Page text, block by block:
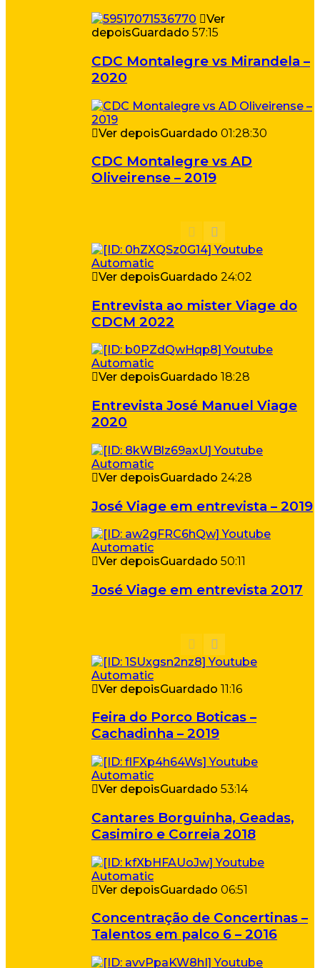
Ver
depoisGuardado 57:15
CDC Montalegre vs Mirandela –
2020
Ver depoisGuardado 01:28:30
CDC Montalegre vs AD
Oliveirense – 2019
Ver depoisGuardado 24:02
Entrevista ao mister Viage do
CDCM 2022
Ver depoisGuardado 18:28
Entrevista José Manuel Viage
2020
Ver depoisGuardado 24:28
José Viage em entrevista – 2019
Ver depoisGuardado 50:11
José Viage em entrevista 2017
Ver depoisGuardado 11:16
Feira do Porco Boticas –
Cachadinha – 2019
Ver depoisGuardado 53:14
Cantares Borguinha, Geadas,
Casimiro e Correia 2018
Ver depoisGuardado 06:51
Concentração de Concertinas –
Talentos em palco 6 – 2016